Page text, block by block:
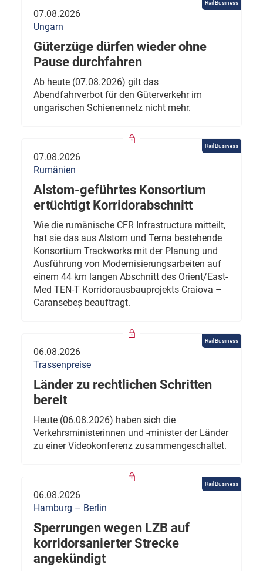
Rail Business
07.08.2026
Ungarn
Güterzüge dürfen wieder ohne
Pause durchfahren
Ab heute (07.08.2026) gilt das
Abendfahrverbot für den Güterverkehr im
ungarischen Schienennetz nicht mehr.
Rail Business
07.08.2026
Rumänien
Alstom-geführtes Konsortium
ertüchtigt Korridorabschnitt
Wie die rumänische CFR Infrastructura mitteilt,
hat sie das aus Alstom und Terna bestehende
Konsortium Trackworks mit der Planung und
Ausführung von Modernisierungsarbeiten auf
einem 44 km langen Abschnitt des Orient/East-
Med TEN-T Korridorausbauprojekts Craiova –
Caransebeș beauftragt.
Rail Business
06.08.2026
Trassenpreise
Länder zu rechtlichen Schritten
bereit
Heute (06.08.2026) haben sich die
Verkehrsministerinnen und -minister der Länder
zu einer Videokonferenz zusammengeschaltet.
Rail Business
06.08.2026
Hamburg – Berlin
Sperrungen wegen LZB auf
korridorsanierter Strecke
angekündigt